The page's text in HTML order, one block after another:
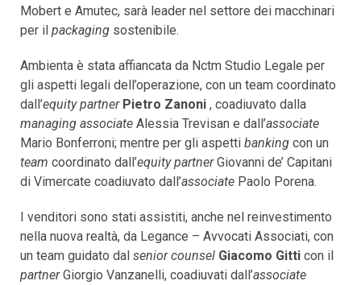
Mobert e Amutec, sarà leader nel settore dei macchinari
per il packaging sostenibile.
Ambienta è stata affiancata da Nctm Studio Legale per
gli aspetti legali dell’operazione, con un team coordinato
dall’equity partner Pietro Zanoni , coadiuvato dalla
managing associate Alessia Trevisan e dall’associate
Mario Bonferroni; mentre per gli aspetti banking con un
team coordinato dall’equity partnerGiovanni de’ Capitani
di Vimercate coadiuvato dall’associate Paolo Porena.
I venditori sono stati assistiti, anche nel reinvestimento
nella nuova realtà, da Legance – Avvocati Associati, con
un team guidato dal senior counsel Giacomo Gitti con il
partnerGiorgio Vanzanelli, coadiuvati dall’associate